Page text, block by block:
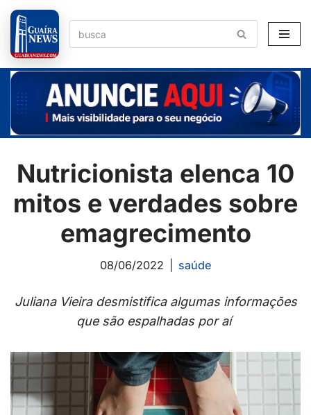
Pular
para
o
conteúdo
Nutricionista elenca 10
mitos e verdades sobre
emagrecimento
08/06/2022 saúde
Juliana Vieira desmistifica algumas informações
que são espalhadas por aí